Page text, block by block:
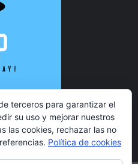
terceros para garantizar el
su uso y mejorar nuestros
las cookies, rechazar las no
Política de cookies